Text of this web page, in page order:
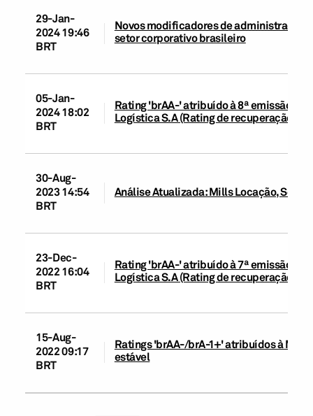
29-Jan-
2024 19:46
BRT
Novos modificadores de administração
setor corporativo brasileiro
05-Jan-
2024 18:02
BRT
Rating 'brAA-' atribuído à 8ª emissão de
Logística S.A (Rating de recuperação: '3')
30-Aug-
2023 14:54
BRT
Análise Atualizada: Mills Locação,
23-Dec-
2022 16:04
BRT
Rating 'brAA-' atribuído à 7ª emissão de
Logística S.A (Rating de recuperação: '3')
15-Aug-
2022 09:17
BRT
Ratings 'brAA-/brA-1+' atribuídos à Mills
estável